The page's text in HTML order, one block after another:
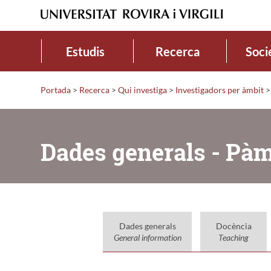
Estudis Recerca
Portada > Recerca > Qui investiga > Investigadors per àmbit
Dades generals -
Dades generals
General information
Docència
Teaching